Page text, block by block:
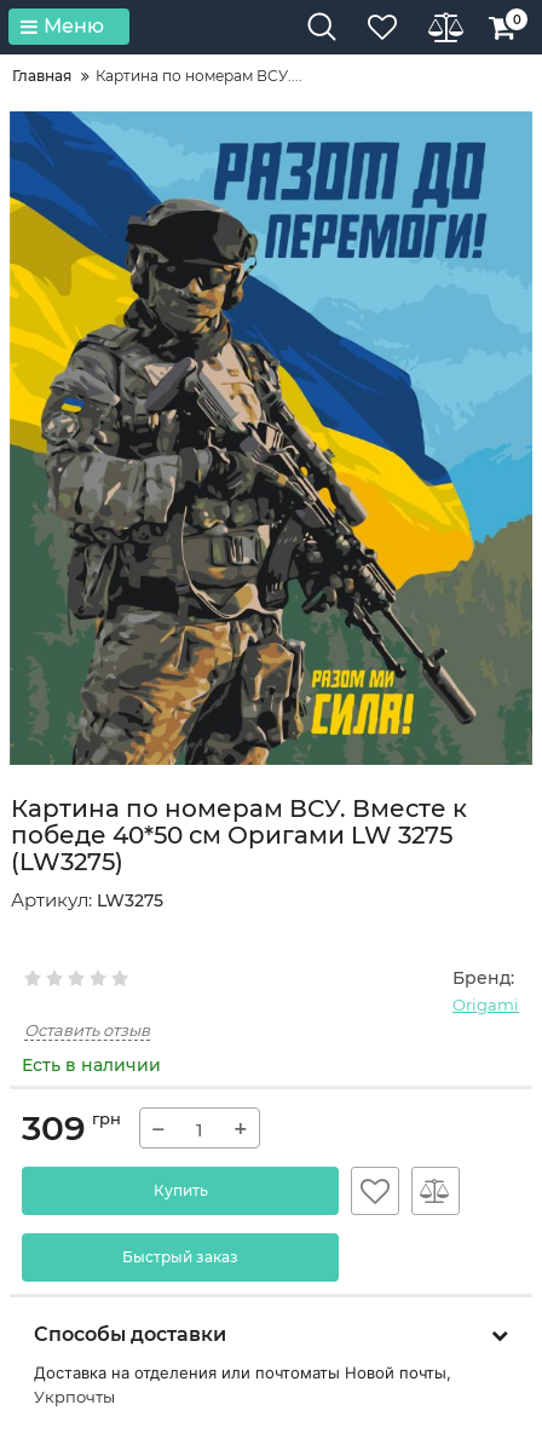
Меню 0
Главная Картина по номерам ВСУ....
Картина по номерам ВСУ. Вместе к
победе 40*50 см Оригами LW 3275
(LW3275)
Артикул: LW3275
Бренд:
Origami
Оставить отзыв
Есть в наличии
309 грн − +
Купить
Быстрый заказ
Способы доставки
Доставка на отделения или почтоматы Новой почты,
Укрпочты